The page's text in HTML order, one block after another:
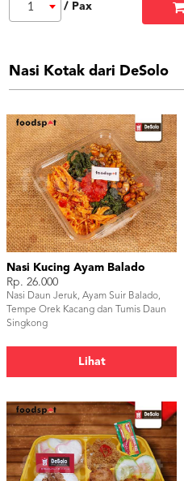
1 / Pax
Nasi Kotak dari DeSolo
Nasi Kucing Ayam Balado
Rp. 26.000
Nasi Daun Jeruk, Ayam Suir Balado,
Tempe Orek Kacang dan Tumis Daun
Singkong
Lihat